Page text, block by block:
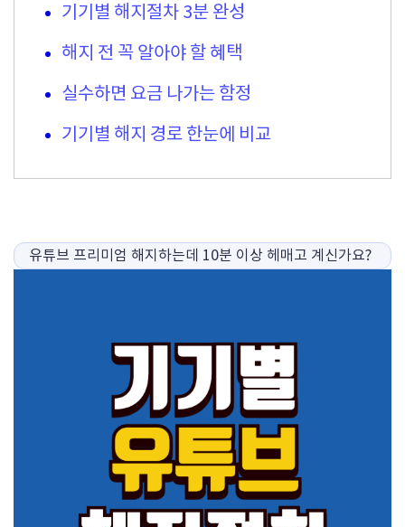
기기별 해지절차 3분 완성
해지 전 꼭 알아야 할 혜택
실수하면 요금 나가는 함정
기기별 해지 경로 한눈에 비교
유튜브 프리미엄 해지하는데 10분 이상 헤매고 계신가요?